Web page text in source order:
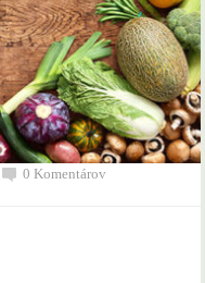
0 Komentárov